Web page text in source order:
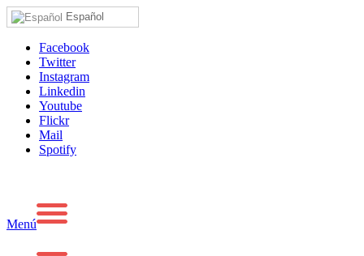
Español
Facebook
Twitter
Instagram
Linkedin
Youtube
Flickr
Mail
Spotify
Menú